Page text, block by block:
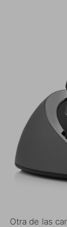
Otra de las